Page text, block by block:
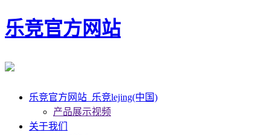
乐竞官方网站
乐竞官方网站_乐竞lejing(中国)
产品展示视频
关于我们